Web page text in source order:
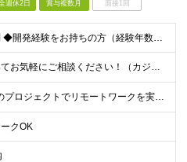
週休2日 賞与複数月 面接1回
◆学歴不問 ◆開発経験をお持ちの方（経験年数不問） ＜こんな方は大歓迎！＞ ◎今の収入をもっと増やしたい ◎もっと上流の案件で活躍したい ◎将来のキャリアにつながる案件に携わりたい ◎自分のやりたい
給与についてお気軽にご相談ください！（カジュアル面談可能） 月給35万円～＋各種手当＋賞与2回 ※固定残業代は、時間外労働の有無に関わらず40時間分を87,500円～支給 ※超過分は別途支給 ※試用
◆2/3以上のプロジェクトでリモートワークを実施中！ ≪自社拠点≫ ・東京本社／東京都千代田区丸の内二丁目6番1号 丸の内パークビルディング6階 ・関西支社／⼤阪府⼤阪市中央区安⼟町2-3-13 ⼤
クOK